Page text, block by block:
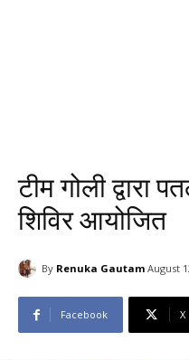
टीम गोली द्वारा
शिविर आयोजित
By Renuka Gautam August
Facebook X